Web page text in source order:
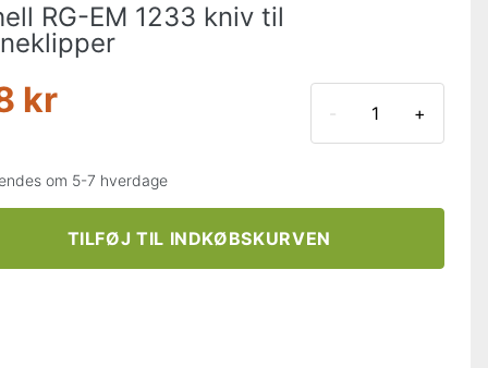
RG-EM 1233 kniv til
kr +
om 5-7 hverdage
TILFØJ TIL INDKØBSKURVEN